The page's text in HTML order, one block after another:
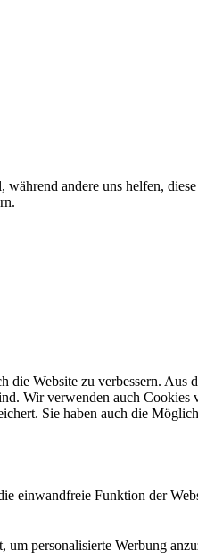
andere uns helfen,
Website zu verbessern.
Wir verwenden auch
Sie haben auch die
einwandfreie Funktion der
personalisierte Werbung